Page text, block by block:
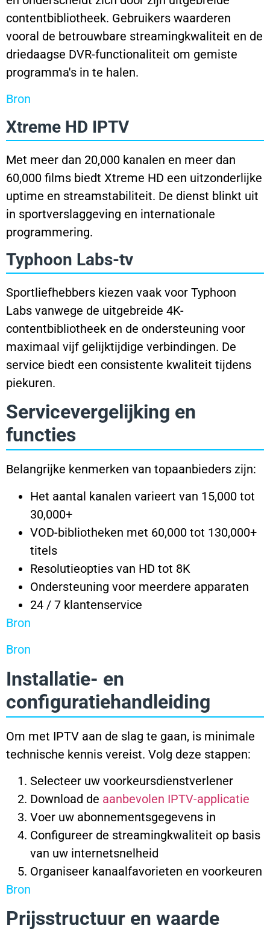
contentbibliotheek. Gebruikers waarderen
vooral de betrouwbare streamingkwaliteit en de
driedaagse DVR-functionaliteit om gemiste
programma's in te halen.
Bron
Xtreme HD IPTV
Met meer dan 20,000 kanalen en meer dan
60,000 films biedt Xtreme HD een uitzonderlijke
uptime en streamstabiliteit. De dienst blinkt uit
in sportverslaggeving en internationale
programmering.
Typhoon Labs-tv
Sportliefhebbers kiezen vaak voor Typhoon
Labs vanwege de uitgebreide 4K-
contentbibliotheek en de ondersteuning voor
maximaal vijf gelijktijdige verbindingen. De
service biedt een consistente kwaliteit tijdens
piekuren.
Servicevergelijking en
functies
Belangrijke kenmerken van topaanbieders zijn:
Het aantal kanalen varieert van 15,000 tot
30,000+
VOD-bibliotheken met 60,000 tot 130,000+
titels
Resolutieopties van HD tot 8K
Ondersteuning voor meerdere apparaten
24 / 7 klantenservice
Bron
Bron
Installatie- en
configuratiehandleiding
Om met IPTV aan de slag te gaan, is minimale
technische kennis vereist. Volg deze stappen:
Selecteer uw voorkeursdienstverlener
Download de aanbevolen IPTV-applicatie
Voer uw abonnementsgegevens in
Configureer de streamingkwaliteit op basis
van uw internetsnelheid
Organiseer kanaalfavorieten en voorkeuren
Bron
Prijsstructuur en waarde